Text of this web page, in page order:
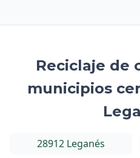
Reciclaje de
municipios
28912 Leganés